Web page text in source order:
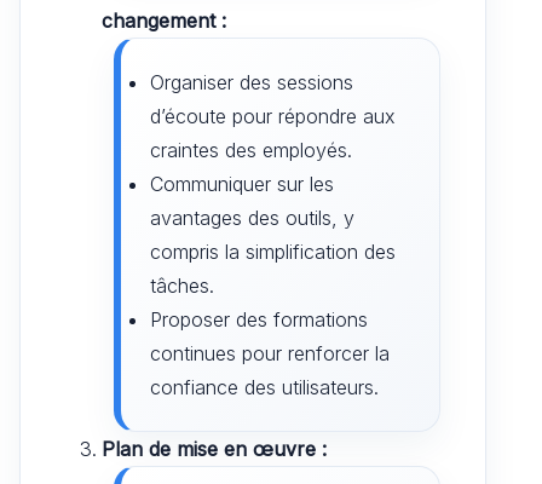
changement :
Organiser des sessions
d’écoute pour répondre aux
craintes des employés.
Communiquer sur les
avantages des outils, y
compris la simplification des
tâches.
Proposer des formations
continues pour renforcer la
confiance des utilisateurs.
Plan de mise en œuvre :